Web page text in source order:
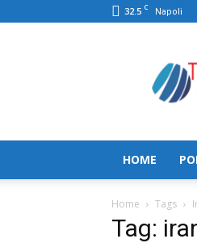
32.5 C Napoli
HOME
Home Tags
Tag: